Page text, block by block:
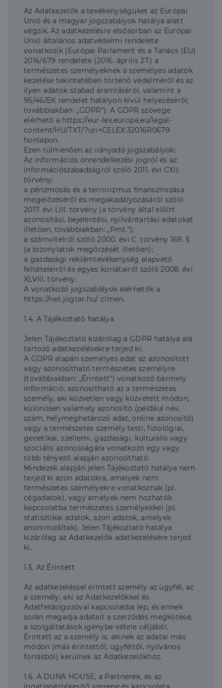
Az Adatkezelők a tevékenységüket az Európai
Unió és a magyar jogszabályok hatálya alatt
végzik. Az adatkezelésre elsősorban az Európai
Unió általános adatvédelmi rendelete
vonatkozik (Európai Parlament és a Tanács (EU)
2016/679 rendelete (2016. április 27.) a
természetes személyeknek a személyes adatok
kezelése tekintetében történő védelméről és az
ilyen adatok szabad áramlásáról, valamint a
95/46/EK rendelet hatályon kívül helyezéséről;
továbbiakban: „GDPR”). A GDPR szövege
elérhető a https://eur-lex.europa.eu/legal-
content/HU/TXT/?uri=CELEX:32016R0679
honlapon.
Ezen túlmenően az irányadó jogszabályok:
Az információs önrendelkezési jogról és az
információszabadságról szóló 2011. évi CXII.
törvény;
a pénzmosás és a terrorizmus finanszírozása
megelőzéséről és megakadályozásáról szóló
2017. évi LIII. törvény (a törvény által előírt
azonosítási, bejelentési, nyilvántartási adatokat
illetően, továbbiakban: „Pmt.”);
a számvitelről szóló 2000. évi C. törvény 169. §
(a bizonylatok megőrzését illetően);
a gazdasági reklámtevékenység alapvető
feltételeiről és egyes korlátairól szóló 2008. évi
XLVIII. törvény.
A vonatkozó jogszabályok elérhetők a
https://net.jogtar.hu/ címen.
1.4. A Tájékoztató hatálya
Jelen Tájékoztató kizárólag a GDPR hatálya alá
tartozó adatkezelésekre terjed ki.
A GDPR alapán személyes adat az azonosított
vagy azonosítható természetes személyre
(továbbiakban: „Érintett”) vonatkozó bármely
információ; azonosítható az a természetes
személy, aki közvetlen vagy közvetett módon,
különösen valamely azonosító (például név,
szám, helymeghatározó adat, online azonosító)
vagy a természetes személy testi, fiziológiai,
genetikai, szellemi, gazdasági, kulturális vagy
szociális azonosságára vonatkozó egy vagy
több tényező alapján azonosítható.
Mindezek alapján jelen Tájékoztató hatálya nem
terjed ki azon adatokra, amelyek nem
természetes személyekre vonatkoznak (pl.
cégadatok), vagy amelyek nem hozhatók
kapcsolatba természetes személyekkel (pl.
statisztikai adatok, azon adatok, amelyek
anonimizáltak). Jelen Tájékoztató hatálya
kizárólag az Adatkezelők adatkezelésére terjed
ki.
1.5. Az Érintett
Az adatkezeléssel érintett személy az ügyfél, az
a személy, aki az Adatkezelőkkel és
Adatfeldolgozóval kapcsolatba lép, és ennek
során megadja adatait a szerződés megkötése,
a szolgáltatások igénybe vétele céljából.
Érintett az a személy is, akinek az adatai más
módon (más érintettől, ügyféltől, nyilvános
forrásból) kerülnek az Adatkezelőkhöz.
1.6. A DUNA HOUSE, a Partnerek, és az